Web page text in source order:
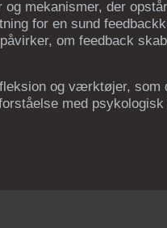
mekanismer, der
for en sund
om feedback
og værktøjer, som
med psykologisk